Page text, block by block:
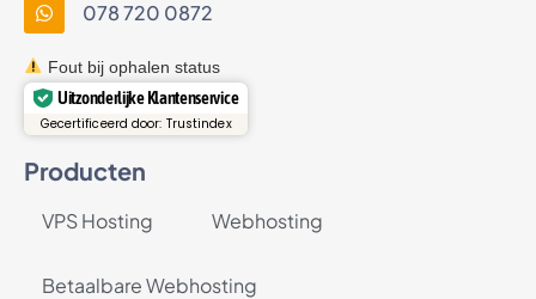
078 720 0872
Fout bij ophalen status
Uitzonderlijke Klantenservice
Gecertificeerd door: Trustindex
Producten
VPS Hosting Webhosting
Betaalbare Webhosting